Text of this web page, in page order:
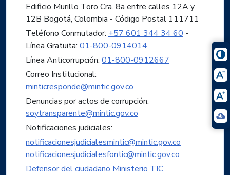
Edificio Murillo Toro Cra. 8a entre calles 12A y
12B Bogotá, Colombia - Código Postal 111711
Teléfono Conmutador: +57 601 344 34 60 -
Línea Gratuita: 01-800-0914014
Línea Anticorrupción: 01-800-0912667
Correo Institucional:
minticresponde@mintic.gov.co
Denuncias por actos de corrupción:
soytransparente@mintic.gov.co
Notificaciones judiciales:
notificacionesjudicialesmintic@mintic.gov.co
notificacionesjudicialesfontic@mintic.gov.co
Defensor del ciudadano Ministerio TIC